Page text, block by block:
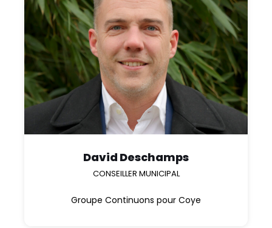
David Deschamps
CONSEILLER MUNICIPAL
Groupe Continuons pour Coye